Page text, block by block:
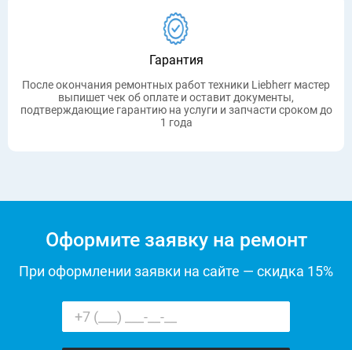
Гарантия
После окончания ремонтных работ техники Liebherr мастер
выпишет чек об оплате и оставит документы,
подтверждающие гарантию на услуги и запчасти сроком до
1 года
Оформите заявку на ремонт
При оформлении заявки на сайте — скидка 15%